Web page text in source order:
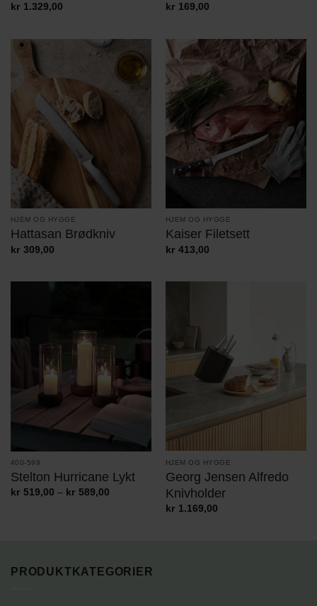
kr 1.329,00 kr 169,00
HJEM OG HYGGE
Hattasan Brødkniv
kr 309,00
HJEM OG HYGGE
Kaiser Filetsett
kr 413,00
400-599
Stelton Hurricane Lykt
kr 519,00 – kr 589,00Prisområde:
HJEM OG HYGGE
Georg Jensen Alfredo
Knivholder
kr 1.169,00
PRODUKTKATEGORIER